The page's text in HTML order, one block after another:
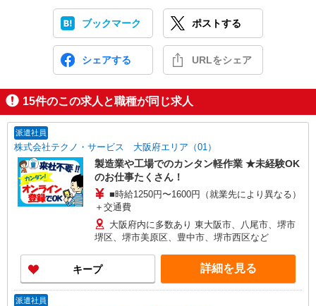
ブックマーク ポストする
シェアする URLをシェア
15件のこの求人と職種が同じ求人
派遣社員
株式会社テクノ・サービス 大阪府エリア（01）
製造業や工場でのカンタン軽作業 ★未経験OK
のお仕事たくさん！
■時給1250円〜1600円（就業先により異なる）
＋交通費
大阪府内に多数あり 東大阪市、八尾市、堺市
堺区、堺市美原区、豊中市、堺市西区など
キープ 詳細を見る
派遣社員